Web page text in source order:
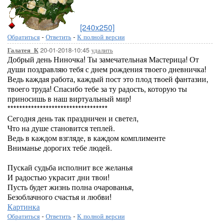
[240x250]
Обратиться - Ответить - К полной версии
Галатея_К20-01-2018-10:45 удалить
Добрый день Ниночка! Ты замечательная Мастерица! От
души поздравляю тебя с днем рождения твоего дневничка!
Ведь каждая работа, каждый пост это плод твоей фантазии,
твоего труда! Спасибо тебе за ту радость, которую ты
приносишь в наш виртуальный мир!
**********************************
Сегодня день так праздничен и светел,
Что на душе становится теплей.
Ведь в каждом взгляде, в каждом комплименте
Вниманье дорогих тебе людей.
Пускай судьба исполнит все желанья
И радостью украсит дни твои!
Пусть будет жизнь полна очарованья,
Безоблачного счастья и любви!
Картинка
Обратиться - Ответить - К полной версии